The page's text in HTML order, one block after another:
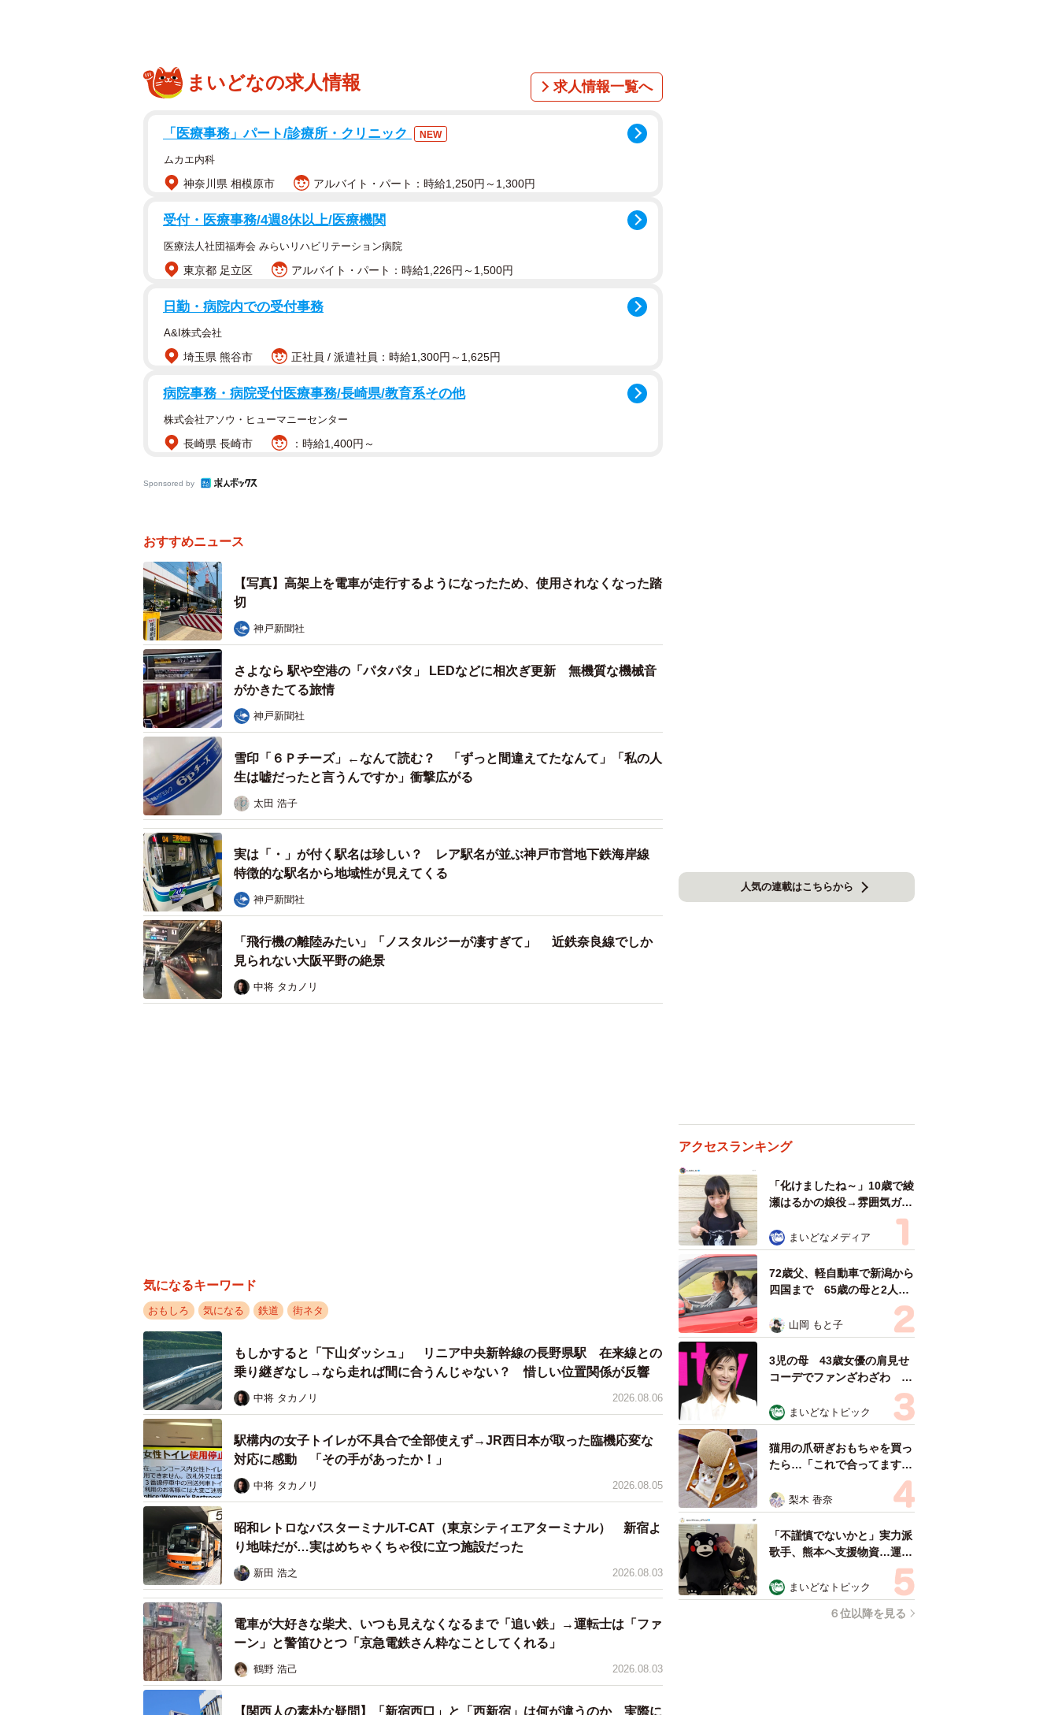
全国に踏切はざっと3万カ所はあるという。でも、「閉まらずの踏切」なんて、おそらく数
と思いきや、意外にも身近な場所に存在した。ニシキタこと阪急西宮北口駅前（兵庫県西宮
市）にある大型商業施設「阪急西宮ガーデンズ」のそば、阪急今津線（南線、西宮北口～今
津間）に、その踏切はある。「球場前踏切道」。片側1車線の車道と、両脇に歩道がある立
派な踏切である。
阪急西宮ガーデンズが立つ場所には、かつてプロ野球阪急ブレーブスの本拠地・西宮球場
（阪急西宮スタジアム）があった。今も踏切にその名が残るのは、この踏切がれっきとした
「現役」だからだ。しかし、電車が通ることは滅多にない。
筆者は西宮出身で、神戸に移住した今もたまに里帰りするが、この踏切が閉まっているのを
見たことはない。地元の知り合いに尋ねてみても、「そやなぁ、見たことないなぁ」と、関
心なさげだ。もしかして出くわした経験のある方、あなたはとてもラッキーな経験をされて
いる！？
久しぶりに現地を訪れてみたが、阪急カラーのマルーンの電車はすぐ東側の高架の上を走っ
に一旦停止している（当たり前か…交通ルールは守りましょう）。傍らには「危険 横断注
調べてみると、1日に2回（つまり1往復）、早朝と深夜にだけ、この踏切は閉まるという。
2010年に西宮北口駅付近が高架化されるまでは、ひっきりなしに電車が通っていたこの踏
切。高架完成後は、神戸線経由で車庫に出入りする回送電車のためだけに線路は残され、踏
切が生き残ったのだった。
すぐ近くにもう1カ所、閉まらずの踏切がある！
それもほとんど人が通らない早朝深夜だとすれば、「許容範囲」だったのだろう。
まいどなの求人情報 求人情報一覧へ
「医療事務」パート/診療所・クリニック NEW
ムカエ内科
神奈川県 相模原市 アルバイト・パート：時給1,250円～1,300円
受付・医療事務/4週8休以上/医療機関
医療法人社団福寿会 みらいリハビリテーション病院
東京都 足立区 アルバイト・パート：時給1,226円～1,500円
日勤・病院内での受付事務
A&I株式会社
埼玉県 熊谷市 正社員 / 派遣社員：時給1,300円～1,625円
病院事務・病院受付医療事務/長崎県/教育系その他
株式会社アソウ・ヒューマニーセンター
長崎県 長崎市 ：時給1,400円～
Sponsored by
おすすめニュース
【写真】高架上を電車が走行するようになったため、使用されなくなった踏
切
神戸新聞社
さよなら 駅や空港の「パタパタ」 LEDなどに相次ぎ更新 無機質な機械音
がかきたてる旅情
神戸新聞社
雪印「６Ｐチーズ」←なんて読む？ 「ずっと間違えてたなんて」「私の人
生は嘘だったと言うんですか」衝撃広がる
太田 浩子
実は「・」が付く駅名は珍しい？ レア駅名が並ぶ神戸市営地下鉄海岸線
特徴的な駅名から地域性が見えてくる
神戸新聞社
「飛行機の離陸みたい」「ノスタルジーが凄すぎて」 近鉄奈良線でしか
見られない大阪平野の絶景
中将 タカノリ
気になるキーワード
おもしろ 気になる 鉄道 街ネタ
もしかすると「下山ダッシュ」 リニア中央新幹線の長野県駅 在来線との
乗り継ぎなし→なら走れば間に合うんじゃない？ 惜しい位置関係が反響
中将 タカノリ 2026.08.06
駅構内の女子トイレが不具合で全部使えず→JR西日本が取った臨機応変な
対応に感動 「その手があったか！」
中将 タカノリ 2026.08.05
昭和レトロなバスターミナルT-CAT（東京シティエアターミナル） 新宿よ
り地味だが…実はめちゃくちゃ役に立つ施設だった
新田 浩之 2026.08.03
電車が大好きな柴犬、いつも見えなくなるまで「追い鉄」→運転士は「ファ
ーン」と警笛ひとつ「京急電鉄さん粋なことしてくれる」
鶴野 浩己 2026.08.03
【関西人の素朴な疑問】「新宿西口」と「西新宿」は何が違うのか 実際に
人気の連載はこちらから
アクセスランキング
「化けましたね～」10歳で綾
瀬はるかの娘役→雰囲気ガラ
リの18歳に成長 「メイクで
雰囲気が」「宝塚に入れそ
う」
まいどなメディア
72歳父、軽自動車で新潟から
四国まで 65歳の母と2人で
3泊4日の旅 パーキングの休
憩まで分刻み… 「大学生で
も組まねえよ！」
山岡 もと子
3児の母 43歳女優の肩見せ
コーデでファンざわざわ
「色っぽすぎて思わず二度
見」「むっかしからずっと可
愛い」
まいどなトピック
猫用の爪研ぎおもちゃを買っ
たら…「これで合ってます
か？」予想外の使い方が大反
響 「100点満点」「かわい
いからよし！」
梨木 香奈
「不謹慎でないかと」実力派
歌手、熊本へ支援物資…運搬
トラックの車体デザインにた
めらい 「痛いほど伝わる」
「行動され立派」
まいどなトピック
６位以降を見る